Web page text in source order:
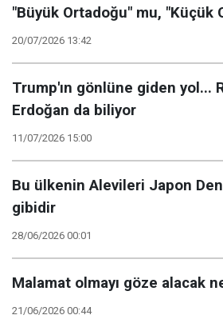
"Büyük Ortadoğu" mu, "Küçük
20/07/2026 13:42
Trump'ın gönlüne giden yol...
Erdoğan da biliyor
11/07/2026 15:00
Bu ülkenin Alevileri Japon
gibidir
28/06/2026 00:01
Malamat olmayı göze alacak
21/06/2026 00:44